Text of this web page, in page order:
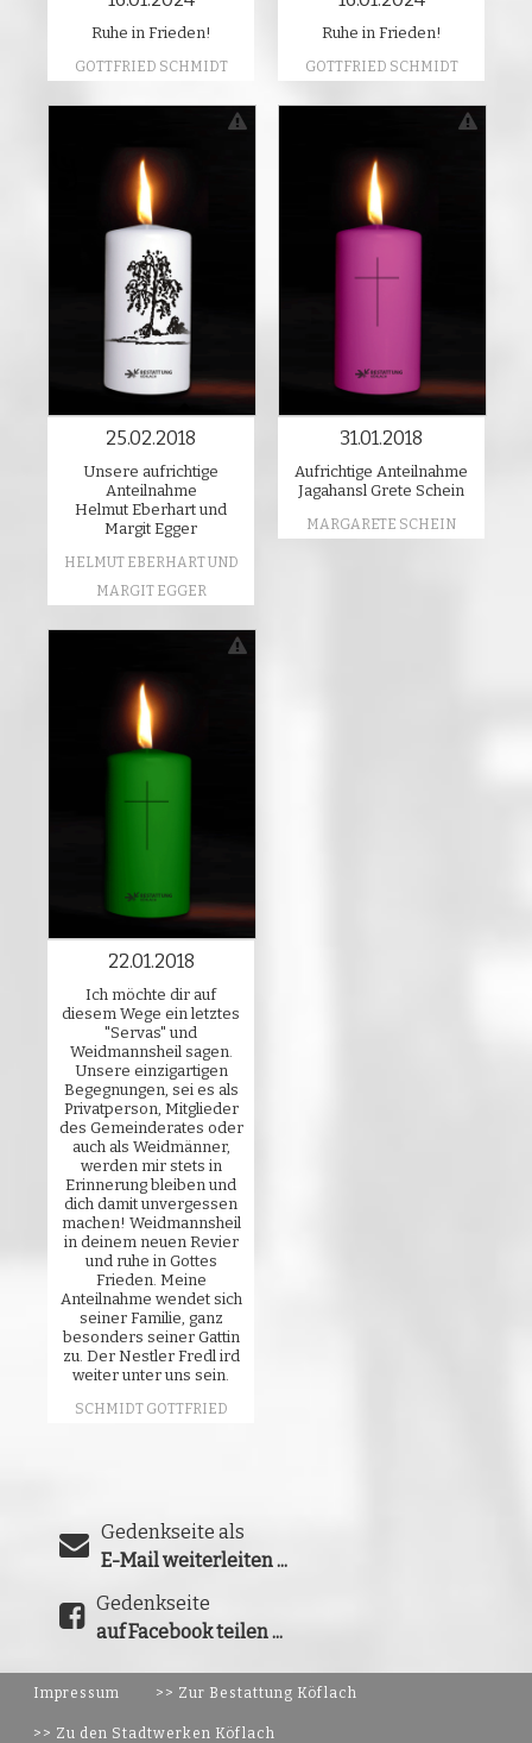
Ruhe in Frieden!
GOTTFRIED SCHMIDT
Ruhe in Frieden!
GOTTFRIED SCHMIDT
25.02.2018
Unsere aufrichtige
Anteilnahme
Helmut Eberhart und
Margit Egger
HELMUT EBERHART UND
MARGIT EGGER
31.01.2018
Aufrichtige Anteilnahme
Jagahansl Grete Schein
MARGARETE SCHEIN
22.01.2018
Ich möchte dir auf
diesem Wege ein letztes
"Servas" und
Weidmannsheil sagen.
Unsere einzigartigen
Begegnungen, sei es als
Privatperson, Mitglieder
des Gemeinderates oder
auch als Weidmänner,
werden mir stets in
Erinnerung bleiben und
dich damit unvergessen
machen! Weidmannsheil
in deinem neuen Revier
und ruhe in Gottes
Frieden. Meine
Anteilnahme wendet sich
seiner Familie, ganz
besonders seiner Gattin
zu. Der Nestler Fredl ird
weiter unter uns sein.
SCHMIDT GOTTFRIED
Gedenkseite als
E-Mail weiterleiten ...
Gedenkseite
auf Facebook teilen ...
Impressum >> Zur Bestattung Köflach
>> Zu den Stadtwerken Köflach